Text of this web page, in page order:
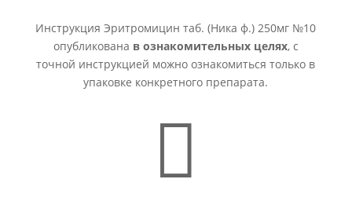
Инструкция Эритромицин таб. (Ника ф.) 250мг №10
опубликована в ознакомительных целях, с
точной инструкцией можно ознакомиться только в
упаковке конкретного препарата.
